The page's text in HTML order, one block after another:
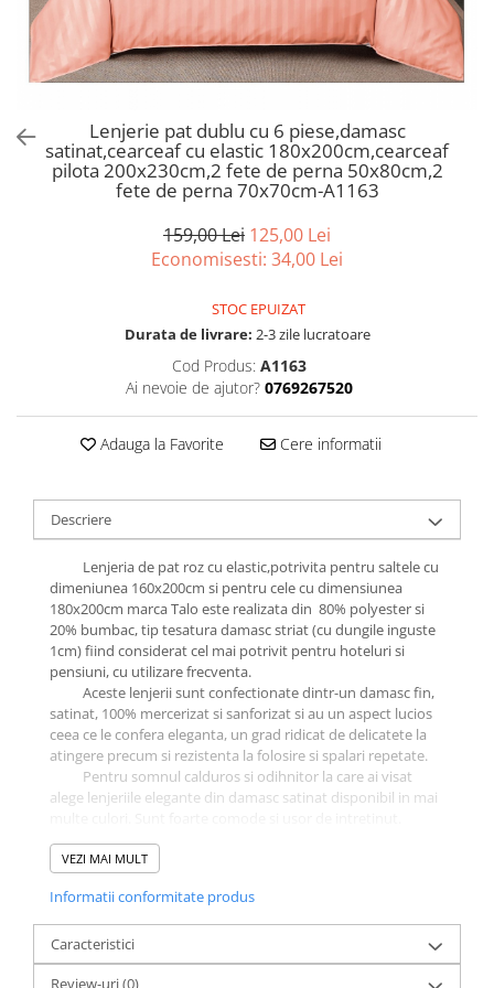
Bumbac satinat
Bumbac policoton
Compatibile cu saltea
100x200cm
120x200cm
140x200cm
Tipul cearceafului de pat
Normal - fara elastic
Culoarea
Galbena
Bleu
Rosie
Verde
Imprimeu
Cu flori
Cu dungi
Cu inimioare
Cu pisici
Cu Animal Print
Cu ursuleti
Lenjerie pat dublu cu 6 piese,damasc
satinat,cearceaf cu elastic 180x200cm,cearceaf
pilota 200x230cm,2 fete de perna 50x80cm,2
fete de perna 70x70cm-A1163
159,00 Lei 125,00 Lei
Economisesti: 34,00 Lei
STOC EPUIZAT
Durata de livrare: 2-3 zile lucratoare
Cod Produs: A1163
Ai nevoie de ajutor? 0769267520
Adauga la Favorite Cere informatii
Descriere
Lenjeria de pat roz cu elastic,potrivita pentru saltele cu
dimeniunea 160x200cm si pentru cele cu dimensiunea
180x200cm marca Talo este realizata din 80% polyester si
20% bumbac, tip tesatura damasc striat (cu dungile inguste
1cm) fiind considerat cel mai potrivit pentru hoteluri si
pensiuni, cu utilizare frecventa.
Aceste lenjerii sunt confectionate dintr-un damasc fin,
satinat, 100% mercerizat si sanforizat si au un aspect lucios
ceea ce le confera eleganta, un grad ridicat de delicatete la
atingere precum si rezistenta la folosire si spalari repetate.
Pentru somnul calduros si odihnitor la care ai visat
alege lenjeriile elegante din damasc satinat disponibil in mai
Continutul setului format din 6 piese:
-cearceaf pilotacu inchidere flep
cm-1 buc
-fata perna-50*80 cm -2 buc ±5cm
peste parte)
VEZI MAI MULT
Informatii conformitate produs
Caracteristici
Review-uri(0)